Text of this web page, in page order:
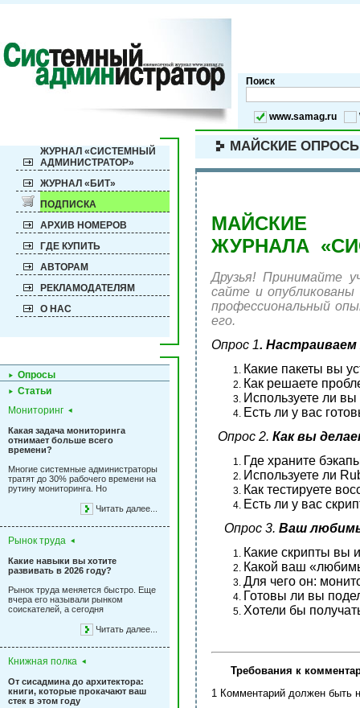
Поиск
www.samag.ru
ЖУРНАЛ «СИСТЕМНЫЙ
АДМИНИСТРАТОР»
ЖУРНАЛ «БИТ»
ПОДПИСКА
АРХИВ НОМЕРОВ
ГДЕ КУПИТЬ
АВТОРАМ
РЕКЛАМОДАТЕЛЯМ
О НАС
Опросы
Статьи
Мониторинг
Какая задача мониторинга
отнимает больше всего
времени?
Многие системные администраторы
тратят до 30% рабочего времени на
рутину мониторинга. Но
Читать далее...
Рынок труда
Какие навыки вы хотите
развивать в 2026 году?
Рынок труда меняется быстро. Еще
вчера его называли рынком
соискателей, а сегодня
Читать далее...
Книжная полка
От сисадмина до архитектора:
книги, которые прокачают ваш
стек в этом году
МАЙСКИЕ
ЖУРНАЛА
Друзья! Принимайте
сайте и
профессиональный
его.
Опрос 1.
Какие пакеты вы
Как решаете
Используете ли вы
Есть ли у вас
Опрос 2. Как вы
Где храните
Используете ли
Как тестируете
Есть ли у вас
Опрос 3. Ваш
Какие скрипты вы
Какой ваш
Для чего он:
Готовы ли вы
Хотели бы
Требования к
1 Комментарий должен быть